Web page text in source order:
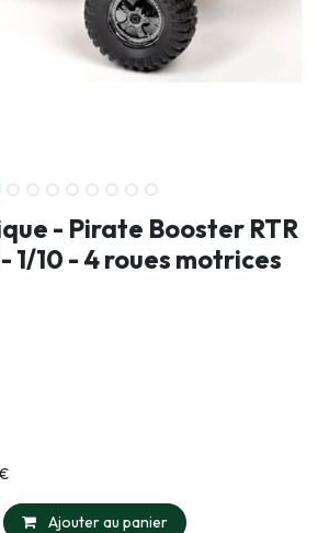
- Pirate Booster RTR
1/10 - 4 roues motrices
paiement sélectionné
Ajouter au panier